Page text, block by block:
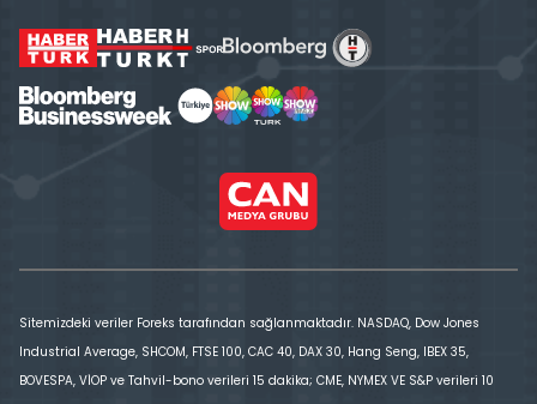
Sitemizdeki veriler Foreks tarafından sağlanmaktadır. NASDAQ, Dow Jones
Industrial Average, SHCOM, FTSE 100, CAC 40, DAX 30, Hang Seng, IBEX 35,
BOVESPA, VİOP ve Tahvil-bono verileri 15 dakika; CME, NYMEX VE S&P verileri 10